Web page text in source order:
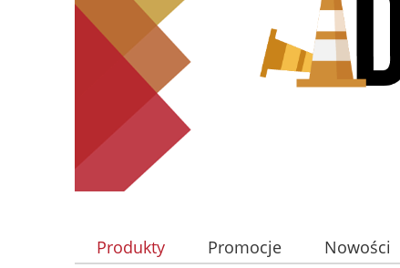
Produkty Promocje Nowości